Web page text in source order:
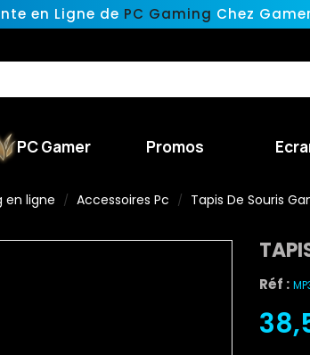
en Ligne de PC Gaming Chez
PC Gamer Promos
en ligne Accessoires Pc Tapis De Souris
Réf :